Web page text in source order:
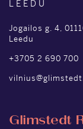
LEEDU
Jogailos g. 4,
Leedu
+3705 2 690 700
Glimstedt